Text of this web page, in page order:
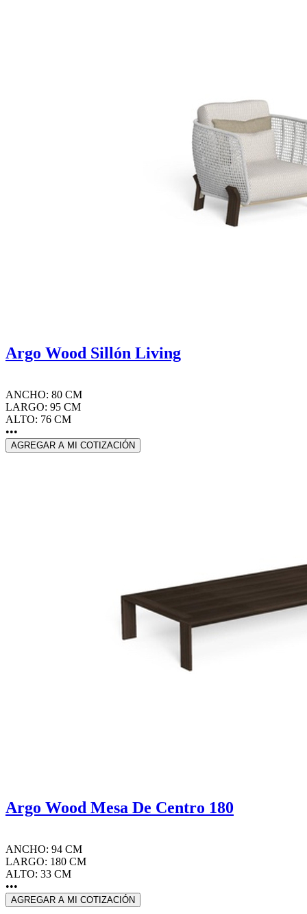
Argo Wood Sillón Living
ANCHO: 80 CM
LARGO: 95 CM
ALTO: 76 CM
•••
AGREGAR A MI COTIZACIÓN
Argo Wood Mesa De Centro 180
ANCHO: 94 CM
LARGO: 180 CM
ALTO: 33 CM
•••
AGREGAR A MI COTIZACIÓN